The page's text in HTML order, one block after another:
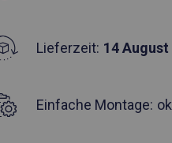
Lieferzeit: 14 August
Einfache Montage: ok